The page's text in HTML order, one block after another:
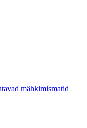
mähkimismatid